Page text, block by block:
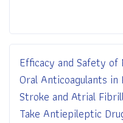
Efficacy and Safety
Oral Anticoagulants
Stroke and Atrial
Take Antiepileptic